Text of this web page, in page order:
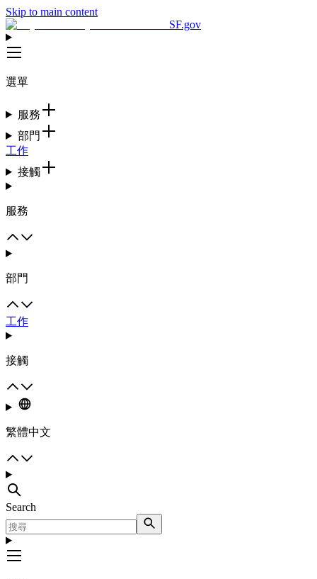
Skip to main content
SF.gov
選單
服務
部門
工作
接觸
服務
部門
工作
接觸
繁體中文
Search